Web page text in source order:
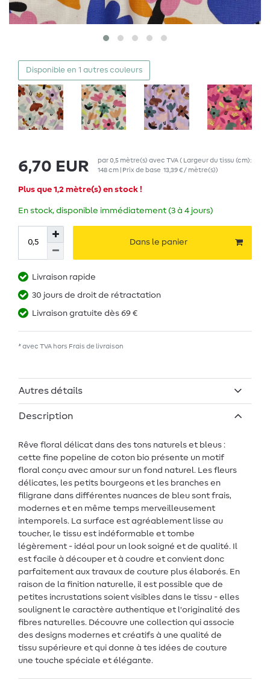
Disponible en 1 autres couleurs
6,70 EUR par0,5 mètre(s) avec TVA( Largeur du tissu (cm):
148 cm | Prix de base 13,39 € / mètre(s))
Plus que 1,2 mètre(s) en stock !
En stock, disponible immédiatement (3 à 4 jours)
Dans le panier
Livraison rapide
30 jours de droit de rétractation
Livraison gratuite dès 69 €
* avec TVA hors Frais de livraison
Autres détails
Description
Rêve floral délicat dans des tons naturels et bleus :
cette fine popeline de coton bio présente un motif
floral conçu avec amour sur un fond naturel. Les fleurs
délicates, les petits bourgeons et les branches en
filigrane dans différentes nuances de bleu sont frais,
modernes et en même temps merveilleusement
intemporels. La surface est agréablement lisse au
toucher, le tissu est indéformable et tombe
légèrement - idéal pour un look soigné et de qualité. Il
est facile à découper et à coudre et convient donc
parfaitement aux travaux de couture plus élaborés. En
raison de la finition naturelle, il est possible que de
petites incrustations soient visibles dans le tissu - elles
soulignent le caractère authentique et l'originalité des
fibres naturelles. Découvre une collection qui associe
des designs modernes et créatifs à une qualité de
tissu supérieure et qui donne à tes idées de couture
une touche spéciale et élégante.